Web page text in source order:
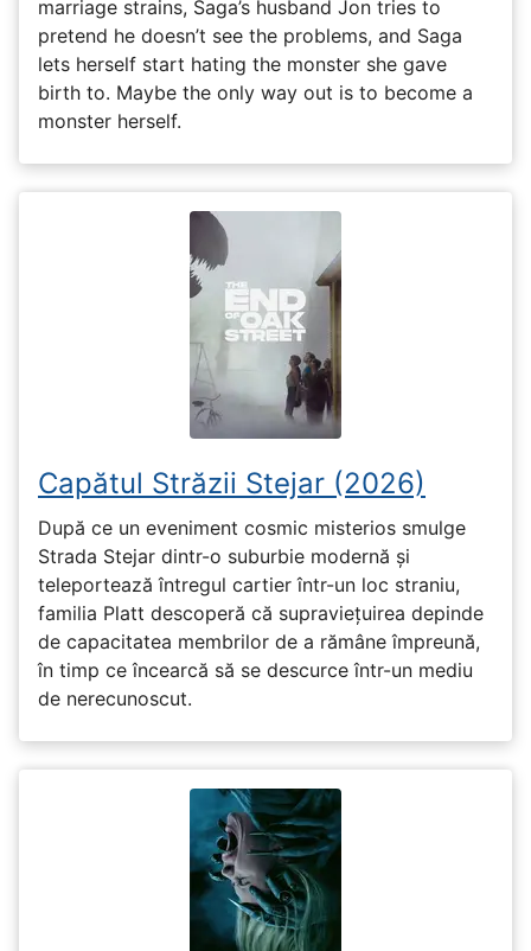
marriage strains, Saga’s husband Jon tries to
pretend he doesn’t see the problems, and Saga
lets herself start hating the monster she gave
birth to. Maybe the only way out is to become a
monster herself.
Capătul Străzii Stejar (2026)
După ce un eveniment cosmic misterios smulge
Strada Stejar dintr-o suburbie modernă și
teleportează întregul cartier într-un loc straniu,
familia Platt descoperă că supraviețuirea depinde
de capacitatea membrilor de a rămâne împreună,
în timp ce încearcă să se descurce într-un mediu
de nerecunoscut.